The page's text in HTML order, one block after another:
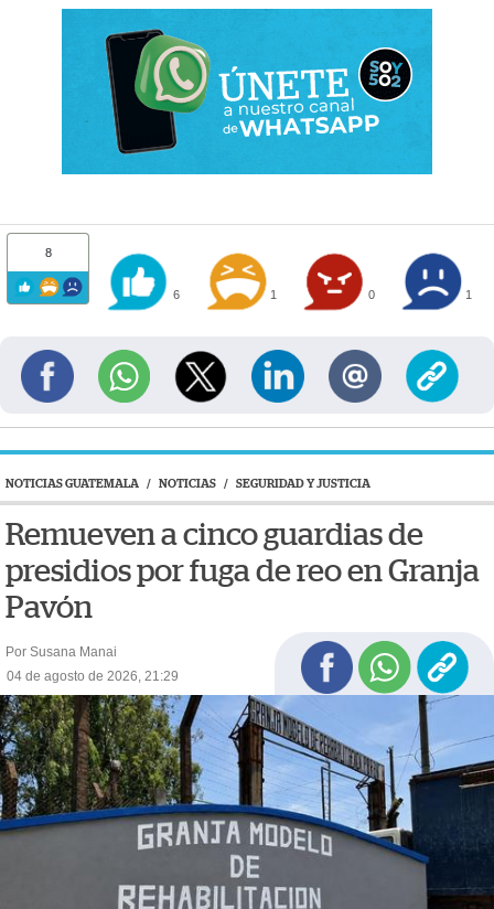
8
6 1 0 1
NOTICIAS GUATEMALA / NOTICIAS / SEGURIDAD Y JUSTICIA
Remueven a cinco guardias de
presidios por fuga de reo en Granja
Pavón
Por Susana Manai
04 de agosto de 2026, 21:29